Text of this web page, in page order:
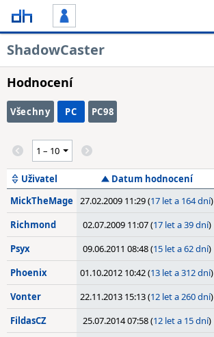
ShadowCaster
Hodnocení
Všechny PC PC98
Uživatel Datum hodnocení
MickTheMage 27.02.2009 11:29 (17 let a 164 dní)
Richmond 02.07.2009 11:07 (17 let a 39 dní)
Psyx 09.06.2011 08:48 (15 let a 62 dní)
Phoenix 01.10.2012 10:42 (13 let a 312 dní)
Vonter 22.11.2013 15:13 (12 let a 260 dní)
FildasCZ 25.07.2014 07:58 (12 let a 15 dní)